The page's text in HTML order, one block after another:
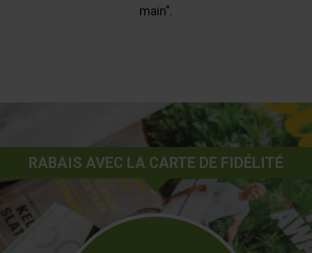
main".
RABAIS AVEC LA CARTE DE FIDÉLITÉ